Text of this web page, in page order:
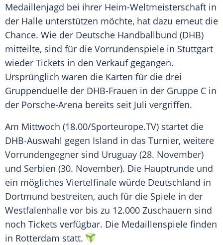
Medaillenjagd bei ihrer Heim-Weltmeisterschaft in
der Halle unterstützen möchte, hat dazu erneut die
Chance. Wie der Deutsche Handballbund (DHB)
mitteilte, sind für die Vorrundenspiele in Stuttgart
wieder Tickets in den Verkauf gegangen.
Ursprünglich waren die Karten für die drei
Gruppenduelle der DHB-Frauen in der Gruppe C in
der Porsche-Arena bereits seit Juli vergriffen.
Am Mittwoch (18.00/Sporteurope.TV) startet die
DHB-Auswahl gegen Island in das Turnier, weitere
Vorrundengegner sind Uruguay (28. November)
und Serbien (30. November). Die Hauptrunde und
ein mögliches Viertelfinale würde Deutschland in
Dortmund bestreiten, auch für die Spiele in der
Westfalenhalle vor bis zu 12.000 Zuschauern sind
noch Tickets verfügbar. Die Medaillenspiele finden
in Rotterdam statt.